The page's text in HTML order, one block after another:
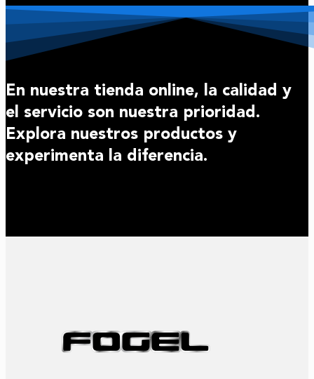
En nuestra tienda online, la calidad y
el servicio son nuestra prioridad.
Explora nuestros productos y
experimenta la diferencia.